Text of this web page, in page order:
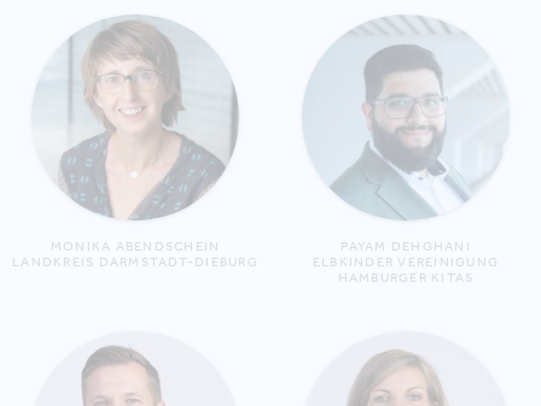
MONIKA ABENDSCHEIN
LANDKREIS DARMSTADT-DIEBURG
PAYAM DEHGHANI
ELBKINDER VEREINIGUNG
HAMBURGER KITAS